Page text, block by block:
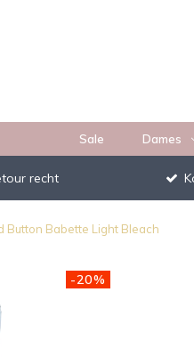
Sale Dames
recht
Button Babette Light Bleach
-20%